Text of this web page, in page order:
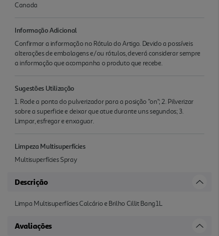
Canada
Informação Adicional
Confirmar a informação no Rótulo do Artigo. Devido a possíveis
alterações de embalagens e/ou rótulos, deverá considerar sempre
a informação que acompanha o produto que recebe.
Sugestões Utilização
1. Rode a ponta do pulverizador para a posição "on"; 2. Pilverizar
sobre a superficie e deixar que atue durante uns segundos; 3.
Limpar, esfregar e enxaguar.
Limpeza Multisuperfícies
Multisuperfícies Spray
Descrição
Limpa Multisuperfícies Calcário e Brilho Cillit Bang 1L
Avaliações